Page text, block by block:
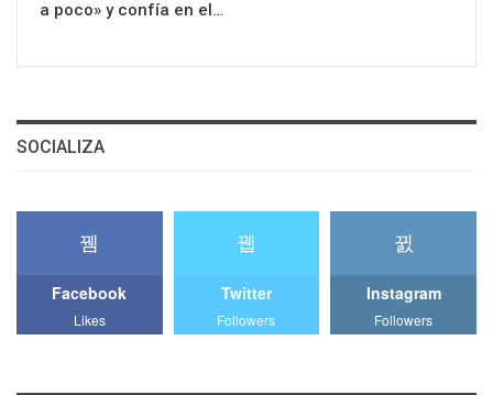
a poco» y confía en el…
SOCIALIZA
Facebook
Likes
Twitter
Followers
Instagram
Followers